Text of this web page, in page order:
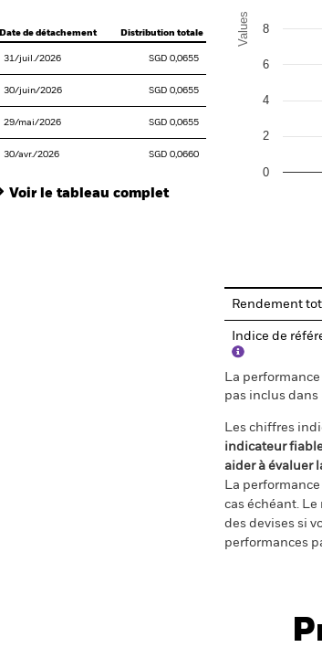
Date de détachement Distribution totale
31/juil./2026 SGD 0,0655
30/juin/2026 SGD 0,0655
29/mai/2026 SGD 0,0655
30/avr./2026 SGD 0,0660
Voir le tableau complet
Values
0
2
4
6
8
Rendement
Indice de
La
pas inclus dans
Les chiffres
indicateur
aider à évaluer
La
cas échéant.
des devises si
performances